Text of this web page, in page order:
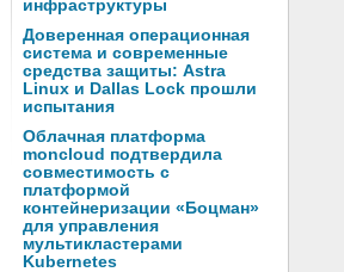
инфраструктуры
Доверенная операционная
система и современные
средства защиты: Astra
Linux и Dallas Lock прошли
испытания
Облачная платформа
moncloud подтвердила
совместимость с
платформой
контейнеризации «Боцман»
для управления
мультикластерами
Kubernetes